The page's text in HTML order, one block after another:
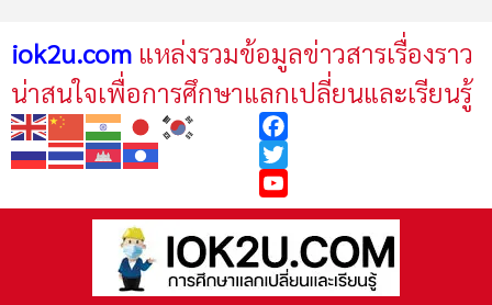
iok2u.com แหล่งรวมข้อมูลข่าวสารเรื่องราว
น่าสนใจเพื่อการศึกษาแลกเปลี่ยนและเรียนรู้
Facebook
Twitter
YouTube